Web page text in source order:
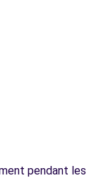
pendant les